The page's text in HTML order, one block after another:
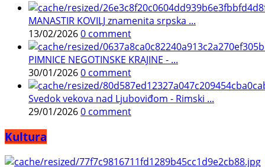
MANASTIR KOVILJ znamenita srpska ...
13/02/20260 comment
PIMNICE NEGOTINSKE KRAJINE - ...
30/01/20260 comment
Svedok vekova nad Ljuboviđom - Rimski ...
29/01/20260 comment
Kultura